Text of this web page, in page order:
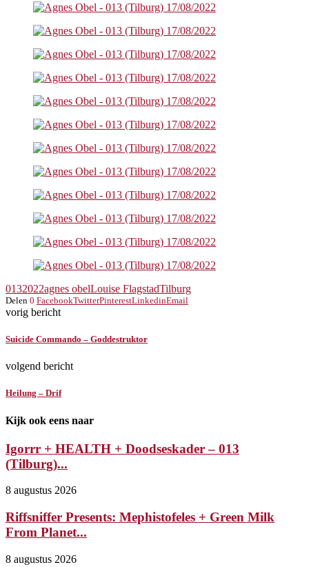
0132022agnes obelLouise FlagstadTilburg
Delen 0 FacebookTwitterPinterestLinkedinEmail
vorig bericht
Suicide Commando – Goddestruktor
volgend bericht
Heilung – Drif
Kijk ook eens naar
Igorrr + HEALTH + Doodseskader – 013
(Tilburg)...
8 augustus 2026
Riffsniffer Presents: Mephistofeles + Green Milk
From Planet...
8 augustus 2026